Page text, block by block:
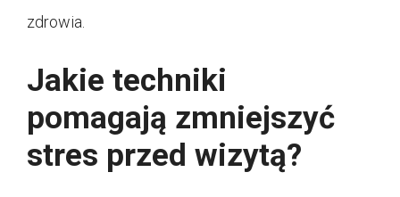
zdrowia.
Jakie techniki
pomagają zmniejszyć
stres przed wizytą?